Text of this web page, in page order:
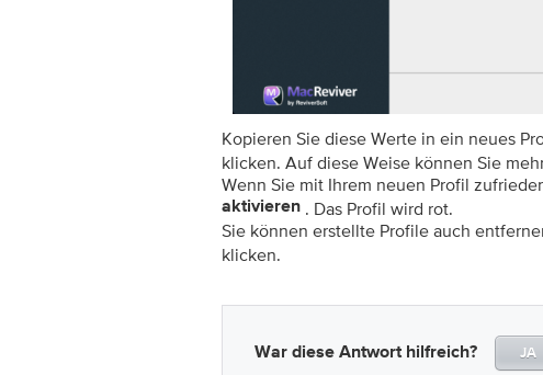
Kopieren Sie diese Werte in ein neues
klicken. Auf diese Weise können Sie
Wenn Sie mit Ihrem neuen Profil
aktivieren . Das Profil wird rot.
Sie können erstellte Profile auch
klicken.
War diese Antwort hilfreich? JA